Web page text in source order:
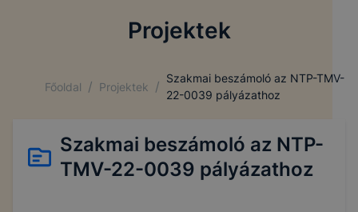
Projektek
Főoldal / Projektek /
Szakmai beszámoló az NTP-TMV-
22-0039 pályázathoz
Szakmai beszámoló az NTP-
TMV-22-0039 pályázathoz